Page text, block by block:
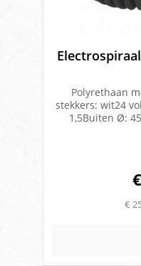
Polyrethaan
stekkers: wit24
1,5Buiten Ø:
€